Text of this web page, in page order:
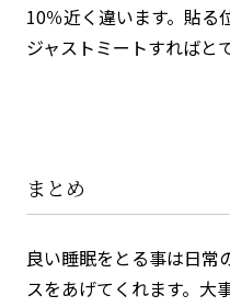
10％近く違います。貼る
ジャストミートすればと
まとめ
良い睡眠をとる事は日常
スをあげてくれます。大